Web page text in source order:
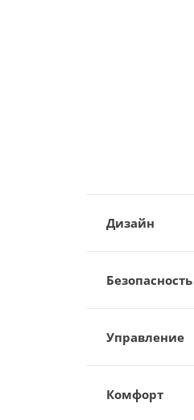
Дизайн
Безопасность
Управление
Комфорт